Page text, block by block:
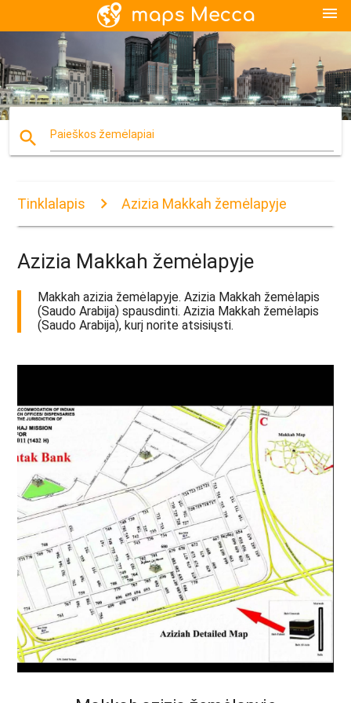
menu
search Paieškos žemėlapiai
Tinklalapis Azizia Makkah žemėlapyje
Azizia Makkah žemėlapyje
Makkah azizia žemėlapyje. Azizia Makkah žemėlapis
(Saudo Arabija) spausdinti. Azizia Makkah žemėlapis
(Saudo Arabija), kurį norite atsisiųsti.